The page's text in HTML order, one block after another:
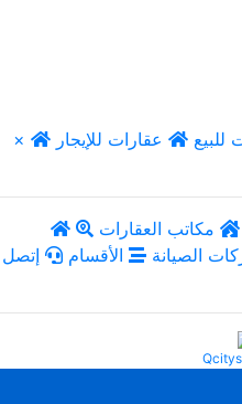
× للبيع
عقارات للإيجار
مكاتب العقارات
الصيانة الأقسام
إتصل